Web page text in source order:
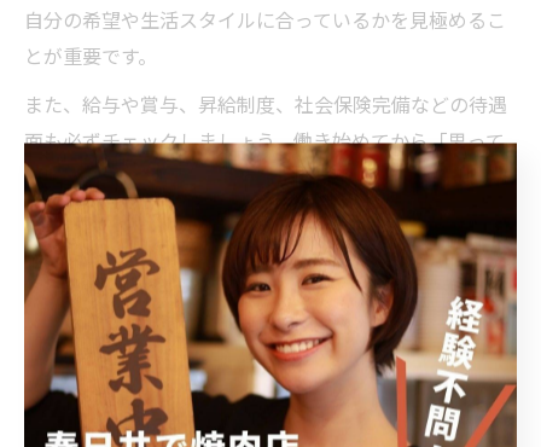
自分の希望や生活スタイルに合っているかを見極めるこ
とが重要です。
また、給与や賞与、昇給制度、社会保険完備などの待遇
面も必ずチェックしましょう。働き始めてから「思って
いた条件と違った」と後悔しないためにも、面接時に細
かく質問し、不明点を解消しておくことがポイントで
す。さらに、職場の雰囲気や人間関係、福利厚生の充実
度も長く働く上で大きな影響を与えます。
即日勤務が可能な求人はスピード感が魅力ですが、自分
の希望や条件を妥協しないことが、長期的な満足度にも
つながります。急募だからこそ、細かな条件確認と納得